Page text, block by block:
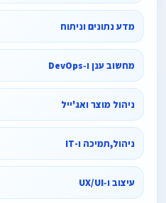
מדע נתונים וניתוח
מחשוב ענן ו‑DevOps
ניהול מוצר ואג'ייל
ניהול,תמיכה ו-IT
עיצוב ו‑UX/UI